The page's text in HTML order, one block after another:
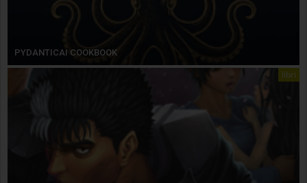
PYDANTICAI COOKBOOK
libri